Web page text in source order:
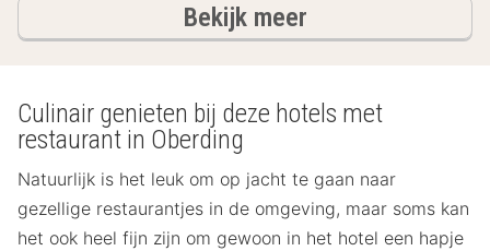
Bekijk meerhotels
Culinair genieten bij deze hotels met
restaurant in Oberding
Natuurlijk is het leuk om op jacht te gaan naar
gezellige restaurantjes in de omgeving, maar soms kan
het ook heel fijn zijn om gewoon in het hotel een hapje